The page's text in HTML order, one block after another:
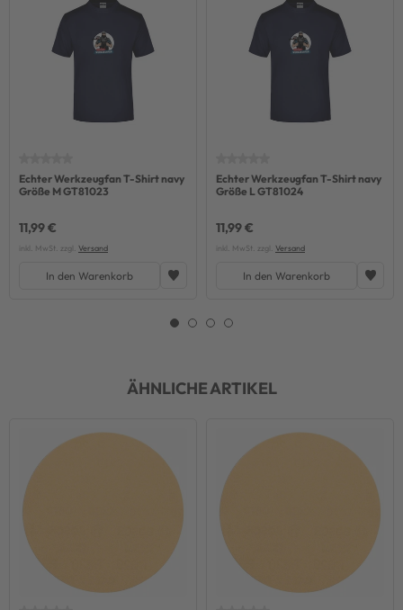
Echter Werkzeugfan T-Shirt navy
Größe M GT81023
11,99 €
inkl. MwSt. zzgl. Versand
In den Warenkorb
Echter Werkzeugfan T-Shirt navy
Größe L GT81024
11,99 €
inkl. MwSt. zzgl. Versand
In den Warenkorb
ÄHNLICHE ARTIKEL